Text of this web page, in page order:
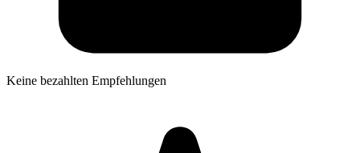
Keine bezahlten Empfehlungen